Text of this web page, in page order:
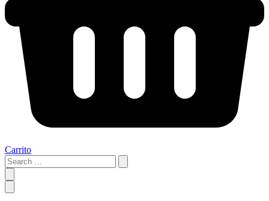
Carrito
Search
…